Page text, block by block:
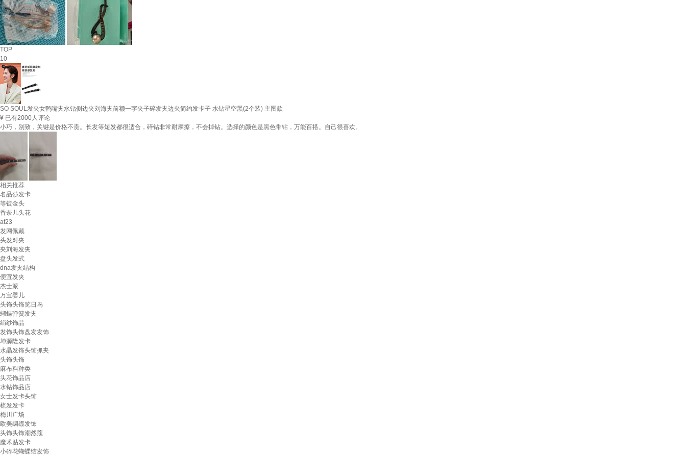
TOP
10
SO SOUL发夹女鸭嘴夹水钻侧边夹刘海夹前额一字夹子碎发夹边夹简约发卡子 水钻星空黑(2个装) 主图款
¥ 已有2000人评论
小巧，别致，关键是价格不贵。长发等短发都很适合，碎钻非常耐摩擦，不会掉钻。选择的颜色是黑色带钻，万能百搭。自己很喜欢。
相关推荐
名品莎发卡
等镀金头
香奈儿头花
af23
发网佩戴
头发对夹
夹刘海发夹
盘头发式
dna发夹结构
便宜发夹
杰士派
万宝婴儿
头饰头饰览日鸟
蝴蝶弹簧发夹
绢纱饰品
发饰头饰盘发发饰
坤源隆发卡
水晶发饰头饰抓夹
头饰头饰
麻布料种类
头花饰品店
水钻饰品店
女士发卡头饰
梳发发卡
梅川广场
欧美绸缎发饰
头饰头饰潮然蔻
魔术贴发卡
小碎花蝴蝶结发饰